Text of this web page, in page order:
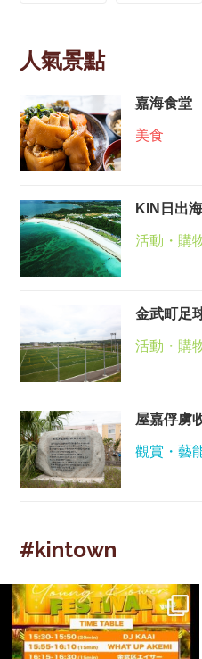
人氣景點
嘉海食堂
美食
KIN日出
活動・購
金武町足
活動・購
屋嘉俘虜
觀賞・藝
#kintown